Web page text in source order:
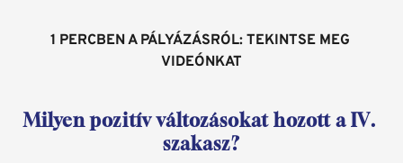
1 PERCBEN A PÁLYÁZÁSRÓL: TEKINTSE MEG
VIDEÓNKAT
Milyen pozitív változásokat hozott a IV.
szakasz?